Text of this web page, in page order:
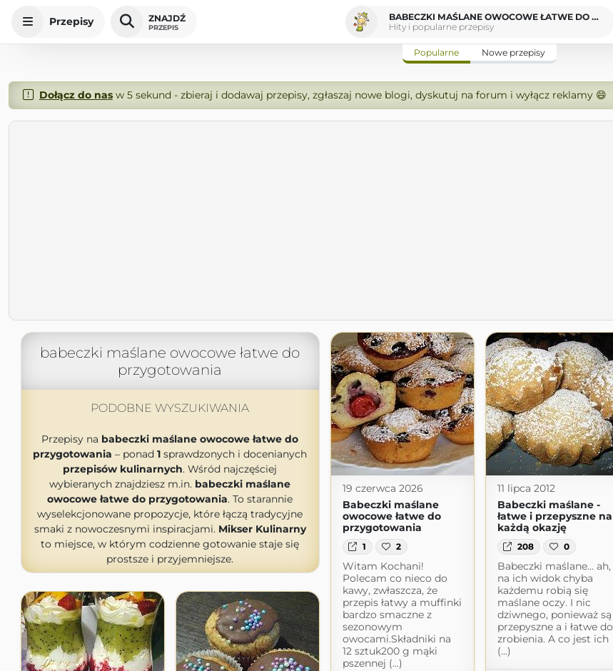
Przepisy ZNAJDŹ
PRZEPIS
BABECZKI MAŚLANE OWOCOWE ŁATWE DO PRZYGOTOWANIA
Hity i popularne przepisy
Popularne Nowe przepisy
Dołącz do nasw 5 sekund - zbieraj i dodawaj przepisy, zgłaszaj nowe blogi, dyskutuj na forum i wyłącz reklamy 😄
babeczki maślane owocowe łatwe do
przygotowania
PODOBNE WYSZUKIWANIA
Przepisy na babeczki maślane owocowe łatwe do
przygotowania – ponad 1 sprawdzonych i docenianych
przepisów kulinarnych. Wśród najczęściej
wybieranych znajdziesz m.in. babeczki maślane
owocowe łatwe do przygotowania. To starannie
wyselekcjonowane propozycje, które łączą tradycyjne
smaki z nowoczesnymi inspiracjami. Mikser Kulinarny
to miejsce, w którym codzienne gotowanie staje się
prostsze i przyjemniejsze.
19 czerwca 2026
Babeczki maślane
owocowe łatwe do
przygotowania
1 2
Witam Kochani!
Polecam co nieco do
kawy, zwłaszcza, że
przepis łatwy a muffinki
bardzo smaczne z
sezonowym
owocami.Składniki na
12 sztuk200 g mąki
pszennej (...)
11 lipca 2012
Babeczki maślane -
łatwe i przepyszne na
każdą okazję
208 0
Babeczki maślane... ah,
na ich widok chyba
każdemu robią się
maślane oczy. I nic
dziwnego, ponieważ są
przepyszne a i łatwe do
zrobienia. A co jest ich
(...)